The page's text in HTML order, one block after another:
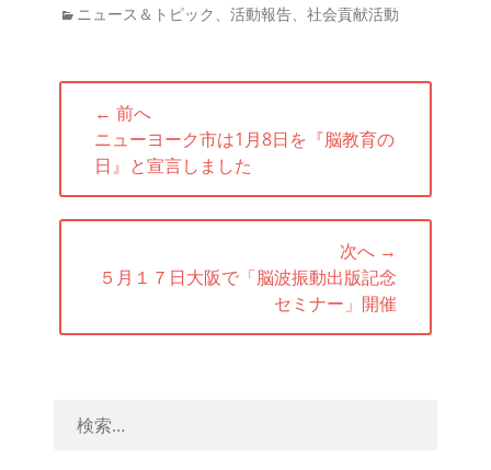
カ
リ
ニュース＆トピック 活動報告 社会貢献活動
投
ゲ
← 前へ
前
の
投
稿:
ニューヨーク市は1月8日を『脳教育の
日』と宣言しました
次へ →
次
投
５月１７日大阪で「脳波振動出版記念
セミナー」開催